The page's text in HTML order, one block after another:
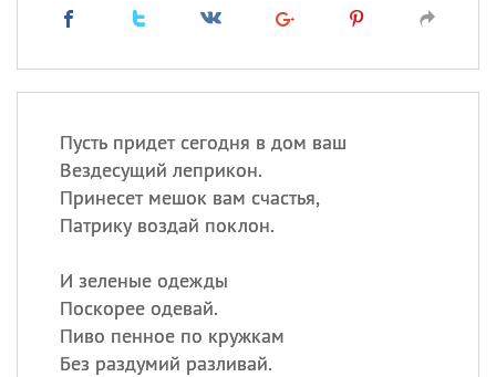
Пусть придет сегодня в дом ваш
Вездесущий леприкон.
Принесет мешок вам счастья,
Патрику воздай поклон.
И зеленые одежды
Поскорее одевай.
Пиво пенное по кружкам
Без раздумий разливай.